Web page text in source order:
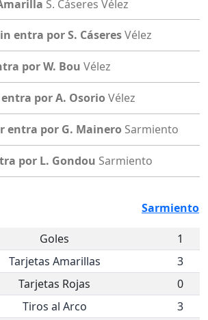
S. Cáseres Vélez
entra por S. CáseresVélez
por W. Bou Vélez
entra por A. Osorio Vélez
entra por G. Mainero Sarmiento
por L. Gondou Sarmiento
Sarmiento
Goles
1
Tarjetas Amarillas
3
Tarjetas Rojas
0
Tiros al Arco
3